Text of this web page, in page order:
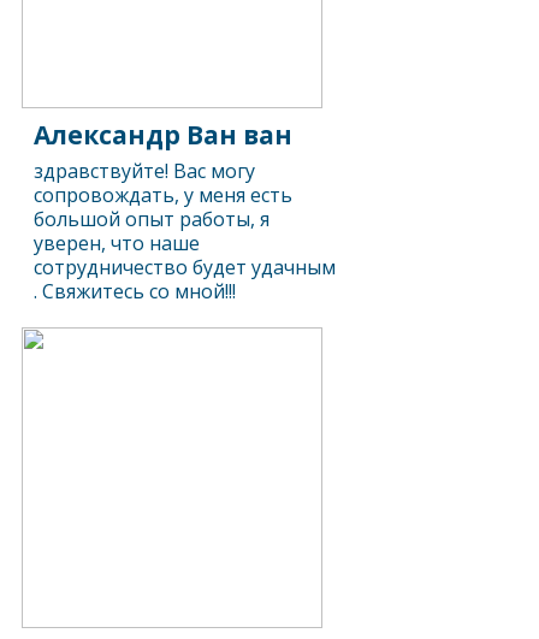
Александр Ван ван
здравствуйте! Вас могу
сопровождать, у меня есть
большой опыт работы, я
уверен, что наше
сотрудничество будет удачным
. Свяжитесь со мной!!!